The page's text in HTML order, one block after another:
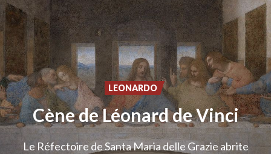
CènedeLéonarddeVinci
Le Réfectoire de Santa Maria delle Grazie abrite
LEONARDO